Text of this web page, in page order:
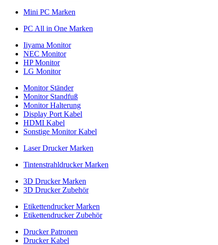
Mini PC Marken
PC All in One Marken
Iiyama Monitor
NEC Monitor
HP Monitor
LG Monitor
Monitor Ständer
Monitor Standfuß
Monitor Halterung
Display Port Kabel
HDMI Kabel
Sonstige Monitor Kabel
Laser Drucker Marken
Tintenstrahldrucker Marken
3D Drucker Marken
3D Drucker Zubehör
Etikettendrucker Marken
Etikettendrucker Zubehör
Drucker Patronen
Drucker Kabel